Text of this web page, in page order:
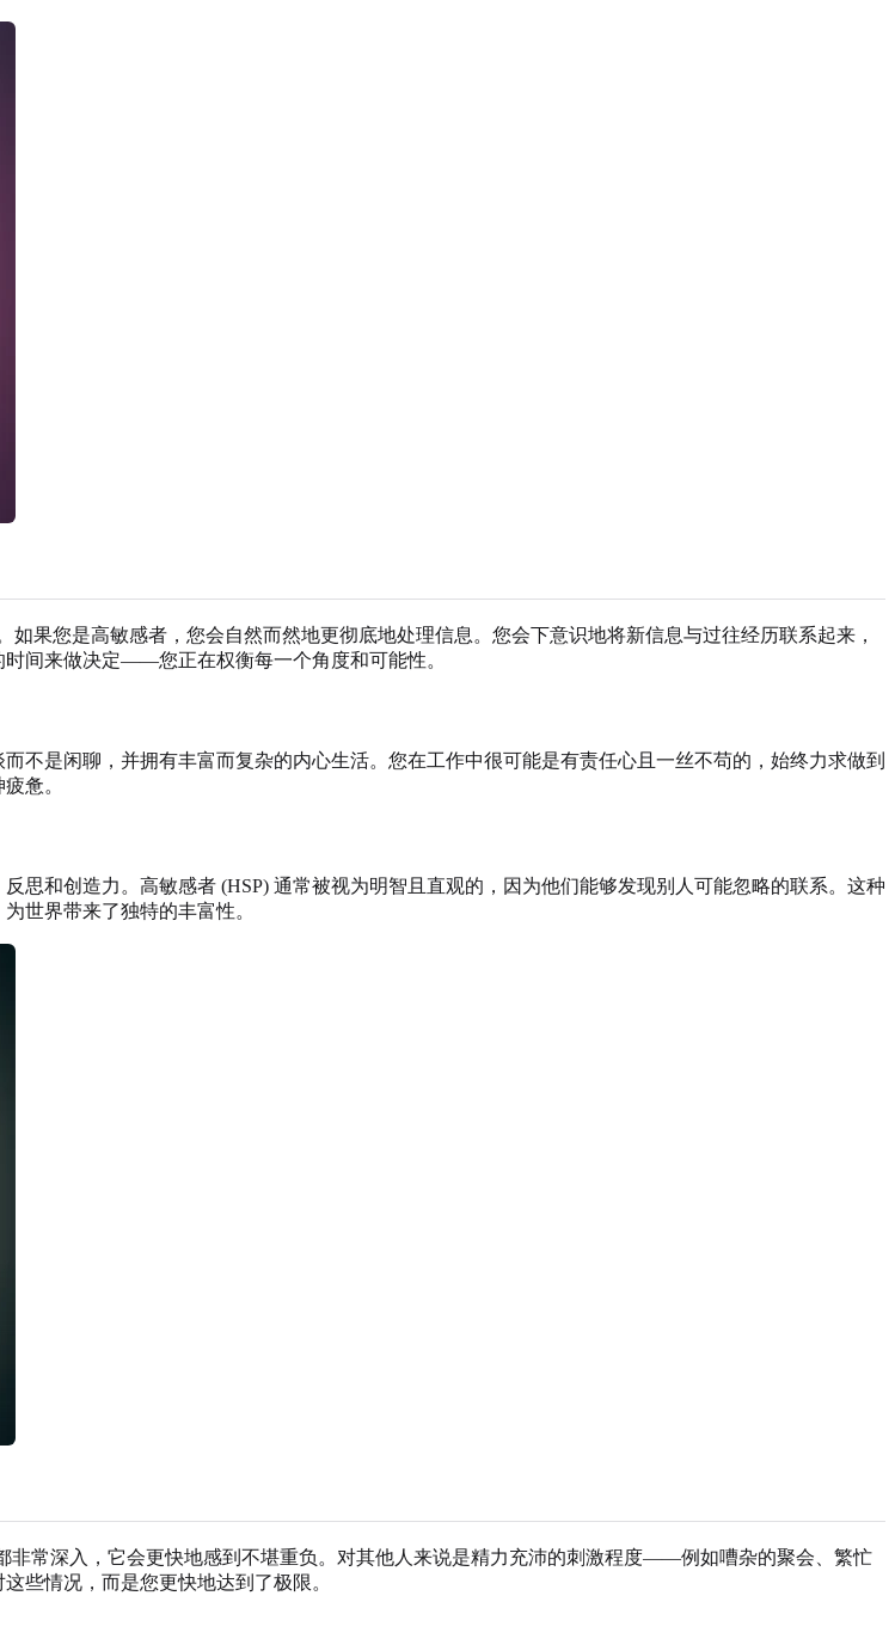
如果您是高敏感者，您会自然而然地更彻底地处理信息。您会下意识地将新信息与过往经历联系起来，
间来做决定——您正在权衡每一个角度和可能性。
不是闲聊，并拥有丰富而复杂的内心生活。您在工作中很可能是有责任心且一丝不苟的，始终力求做到
惫。
思和创造力。高敏感者 (HSP) 通常被视为明智且直观的，因为他们能够发现别人可能忽略的联系。这种
世界带来了独特的丰富性。
非常深入，它会更快地感到不堪重负。对其他人来说是精力充沛的刺激程度——例如嘈杂的聚会、繁忙
些情况，而是您更快地达到了极限。